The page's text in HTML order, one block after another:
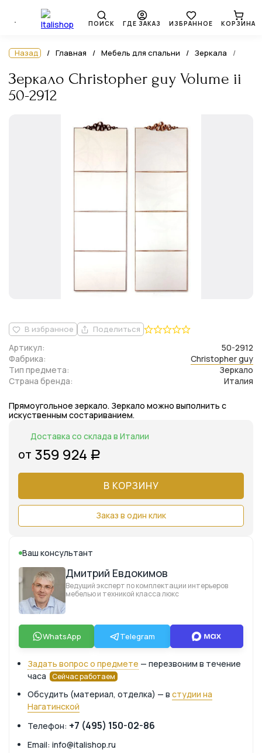
ПОИСК ГДЕ ЗАКАЗ ИЗБРАННОЕ КОРЗИНА
Назад Главная Мебель для спальни Зеркала
Зеркало Christopher guy Volume ii
50-2912
В избранное Поделиться
Фабрика: Christopher guy
Артикул:
50-2912
Тип предмета:
Зеркало
Страна бренда:
Италия
Прямоугольное зеркало. Зеркало можно выполнить с
искуственным состариванием.
Доставка со склада в Италии
от 359 924 Р
В КОРЗИНУ
Заказ в один клик
Ваш консультант
Дмитрий Евдокимов
Ведущий эксперт по комплектации интерьеров
мебелью и техникой класса люкс
WhatsApp Telegram
Задать вопрос о предмете — перезвоним в течение
часа
Сейчас работаем
Обсудить (материал, отделка) — в студии на
Нагатинской
Телефон: +7 (495) 150-02-86
Email: info@italishop.ru